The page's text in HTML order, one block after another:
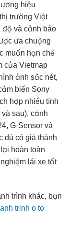
hiệu
trường Việt
độ và cảnh báo
ưa chuộng
muốn hạn chế
của Vietmap
ảnh sắc nét,
biến Sony
hợp nhiều tính
sau), cảnh
G-Sensor và
dù có giá thành
hoàn toàn
lái xe tốt
trình khác, bạn
trinh o to